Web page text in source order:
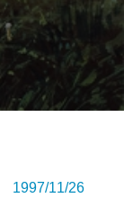
11/26